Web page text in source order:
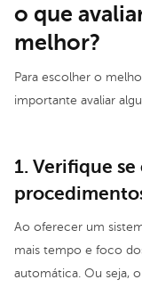
o que
melhor?
Para escolher o
importante avaliar
1. Verifique
Ao oferecer um
mais tempo e foco
automática. Ou seja,